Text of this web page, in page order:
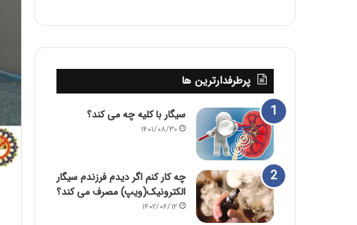
پرطرفدارترین ها
سیگار با کلیه چه می کند؟
۱۴۰۱/۰۸/۳۰
چه کار کنم اگر دیدم فرزندم سیگار
الکترونیک(ویپ) مصرف می کند؟
۱۴۰۲/۰۶/۱۲